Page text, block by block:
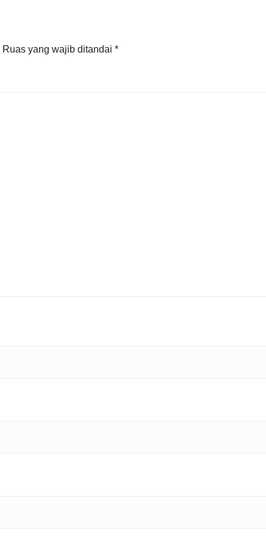
Ruas yang wajib ditandai *